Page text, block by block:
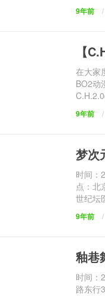
9年前 /
【
在大家
BO2动
9年前 /
梦次
时间：
点：北
世纪坛
9年前 /
釉巷
时间：
路东行